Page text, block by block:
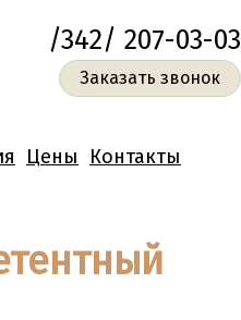
/342/ 207-03-03
Заказать звонок
Цены Контакты